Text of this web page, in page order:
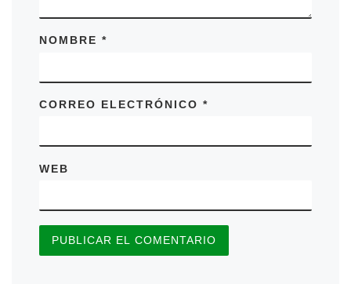
NOMBRE*
CORREO ELECTRÓNICO*
WEB